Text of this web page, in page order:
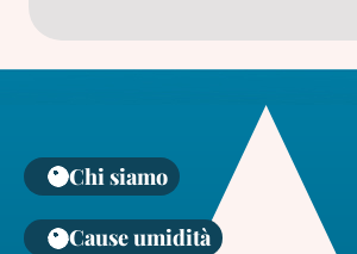
Chi siamo
Cause umidità